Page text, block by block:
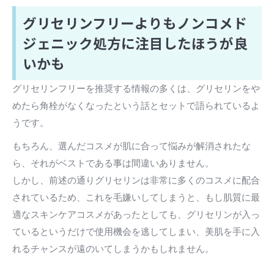
グリセリンフリーよりもノンコメド
ジェニック処方に注目したほうが良
いかも
グリセリンフリーを推奨する情報の多くは、グリセリンをや
めたら角栓がなくなったという話とセットで語られているよ
うです。
もちろん、選んだコスメが肌に合って悩みが解消されたな
ら、それがベストである事は間違いありません。
しかし、前述の通りグリセリンは非常に多くのコスメに配合
されているため、これを毛嫌いしてしまうと、もし肌質に最
適なスキンケアコスメがあったとしても、グリセリンが入っ
ているというだけで使用機会を逃してしまい、美肌を手に入
れるチャンスが遠のいてしまうかもしれません。